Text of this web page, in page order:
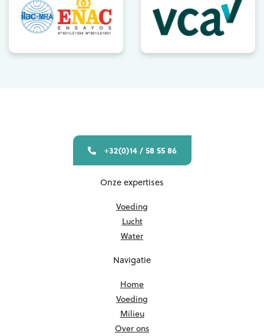
+32(0)14 / 58 55 86
Onze expertises
Voeding
Lucht
Water
Navigatie
Home
Voeding
Milieu
Over ons